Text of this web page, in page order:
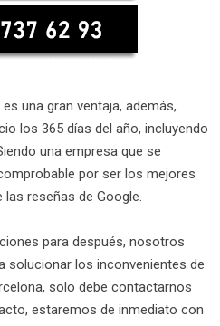
una gran ventaja, además,
los 365 días del año, incluyendo
una empresa que se
por ser los mejores
reseñas de Google.
para después, nosotros
solucionar los inconvenientes de
solo debe contactarnos
estaremos de inmediato con